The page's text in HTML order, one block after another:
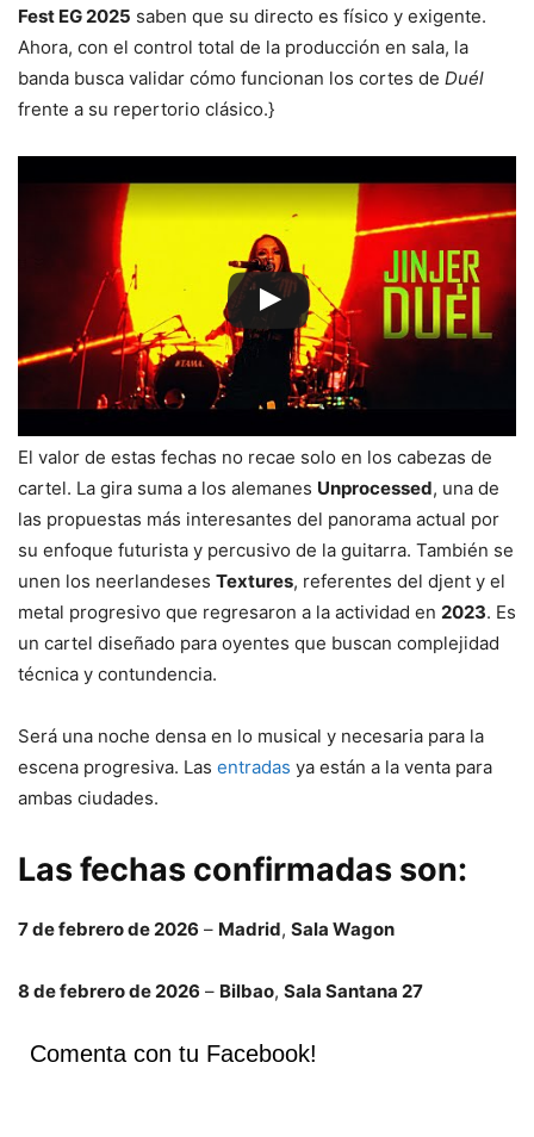
Fest EG 2025 saben que su directo es físico y exigente.
Ahora, con el control total de la producción en sala, la
banda busca validar cómo funcionan los cortes de Duél
frente a su repertorio clásico.}
El valor de estas fechas no recae solo en los cabezas de
cartel. La gira suma a los alemanes Unprocessed, una de
las propuestas más interesantes del panorama actual por
su enfoque futurista y percusivo de la guitarra. También se
unen los neerlandeses Textures, referentes del djent y el
metal progresivo que regresaron a la actividad en 2023. Es
un cartel diseñado para oyentes que buscan complejidad
técnica y contundencia.
Será una noche densa en lo musical y necesaria para la
escena progresiva. Las entradas ya están a la venta para
ambas ciudades.
Las fechas confirmadas son:
7 de febrero de 2026 – Madrid, Sala Wagon
8 de febrero de 2026 – Bilbao, Sala Santana 27
Comenta con tu Facebook!